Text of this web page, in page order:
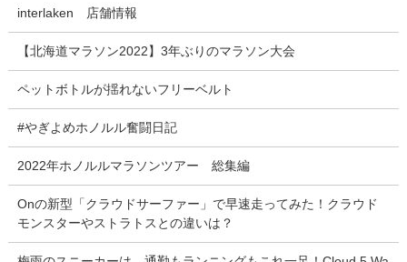
interlaken 店舗情報
【北海道マラソン2022】3年ぶりのマラソン大会
ペットボトルが揺れないフリーベルト
#やぎよめホノルル奮闘日記
2022年ホノルルマラソンツアー 総集編
Onの新型「クラウドサーファー」で早速走ってみた！クラウド
モンスターやストラトスとの違いは？